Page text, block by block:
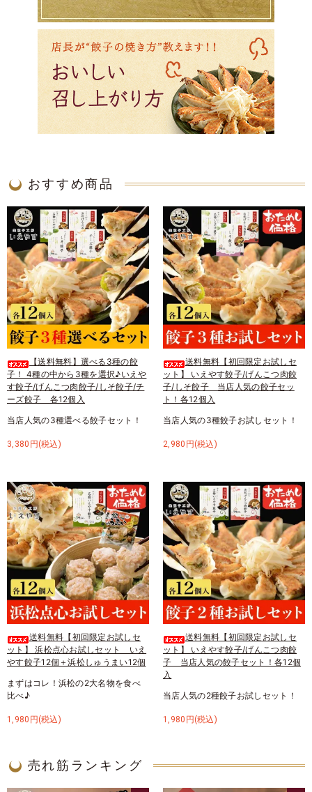
おすすめ商品
【送料無料】選べる3種の餃
子！ 4種の中から3種を選択♪いえや
す餃子/げんこつ肉餃子/しそ餃子/チ
ーズ餃子 各12個入
当店人気の3種選べる餃子セット！
3,380円(税込)
送料無料【初回限定お試しセ
ット】 いえやす餃子/げんこつ肉餃
子/しそ餃子 当店人気の餃子セッ
ト！各12個入
当店人気の3種餃子お試しセット！
2,980円(税込)
送料無料【初回限定お試しセ
ット】 浜松点心お試しセット いえ
やす餃子12個＋浜松しゅうまい12個
まずはコレ！浜松の2大名物を食べ
比べ♪
1,980円(税込)
送料無料【初回限定お試しセ
ット】 いえやす餃子/げんこつ肉餃
子 当店人気の餃子セット！各12個
入
当店人気の2種餃子お試しセット！
1,980円(税込)
売れ筋ランキング